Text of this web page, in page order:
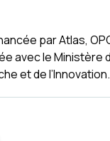
par Atlas,
avec le Ministère
et de l’Innovation.